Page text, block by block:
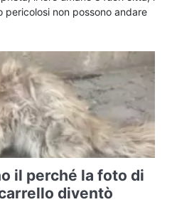
pericolosi non possono andare
il perché la foto di
diventò